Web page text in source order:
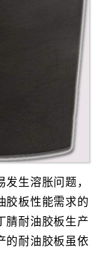
生溶胀问题，
胶板性能需求的
腈耐油胶板生产
的耐油胶板虽依